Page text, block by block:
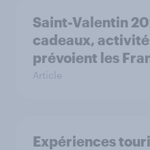
Saint-Valentin
cadeaux,
prévoient les
Article
Expériences